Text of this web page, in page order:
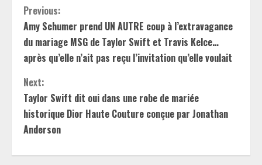
C
o
n
t
i
n
Previous:
Amy Schumer prend UN AUTRE coup à l’extravagance
du mariage MSG de Taylor Swift et Travis Kelce…
après qu’elle n’ait pas reçu l’invitation qu’elle voulait
Next:
Taylor Swift dit oui dans une robe de mariée
historique Dior Haute Couture conçue par Jonathan
Anderson